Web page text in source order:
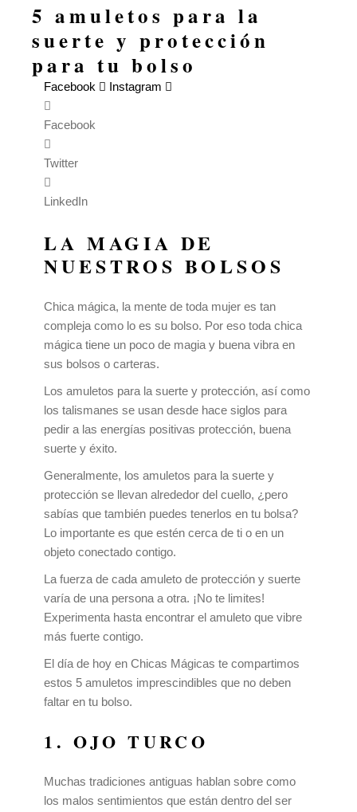
5 amuletos para la
suerte y protección
para tu bolso
Facebook Instagram
Facebook
Twitter
LinkedIn
LA MAGIA DE
NUESTROS BOLSOS
Chica mágica, la mente de toda mujer es tan
compleja como lo es su bolso. Por eso toda chica
mágica tiene un poco de magia y buena vibra en
sus bolsos o carteras.
Los amuletos para la suerte y protección, así como
los talismanes se usan desde hace siglos para
pedir a las energías positivas protección, buena
suerte y éxito.
Generalmente, los amuletos para la suerte y
protección se llevan alrededor del cuello, ¿pero
sabías que también puedes tenerlos en tu bolsa?
Lo importante es que estén cerca de ti o en un
objeto conectado contigo.
La fuerza de cada amuleto de protección y suerte
varía de una persona a otra. ¡No te limites!
Experimenta hasta encontrar el amuleto que vibre
más fuerte contigo.
El día de hoy en Chicas Mágicas te compartimos
estos 5 amuletos imprescindibles que no deben
faltar en tu bolso.
1. OJO TURCO
Muchas tradiciones antiguas hablan sobre como
los malos sentimientos que están dentro del ser